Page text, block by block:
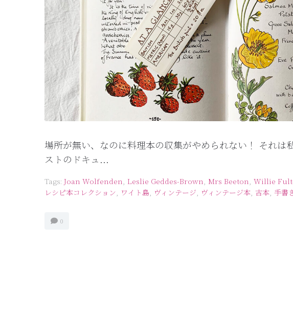
場所が無い、なのに料理本の収集がやめられない！ それは
ストのドキュ...
Tags: Joan Wolfenden Leslie Geddes-Brown Mrs Beeton Willie
レシピ本コレクション ワイト島 ヴィンテージ ヴィンテージ本 古本 手書
0